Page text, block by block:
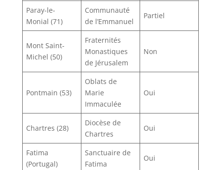
Paray-le-
Monial (71)
Communauté
de l’Emmanuel
Partiel
Mont Saint-
Michel (50)
Fraternités
Monastiques
de Jérusalem
Non
Pontmain (53)
Oblats de
Marie
Immaculée
Oui
Chartres (28)
Diocèse de
Chartres
Oui
Fatima
(Portugal)
Sanctuaire de
Fatima
Oui